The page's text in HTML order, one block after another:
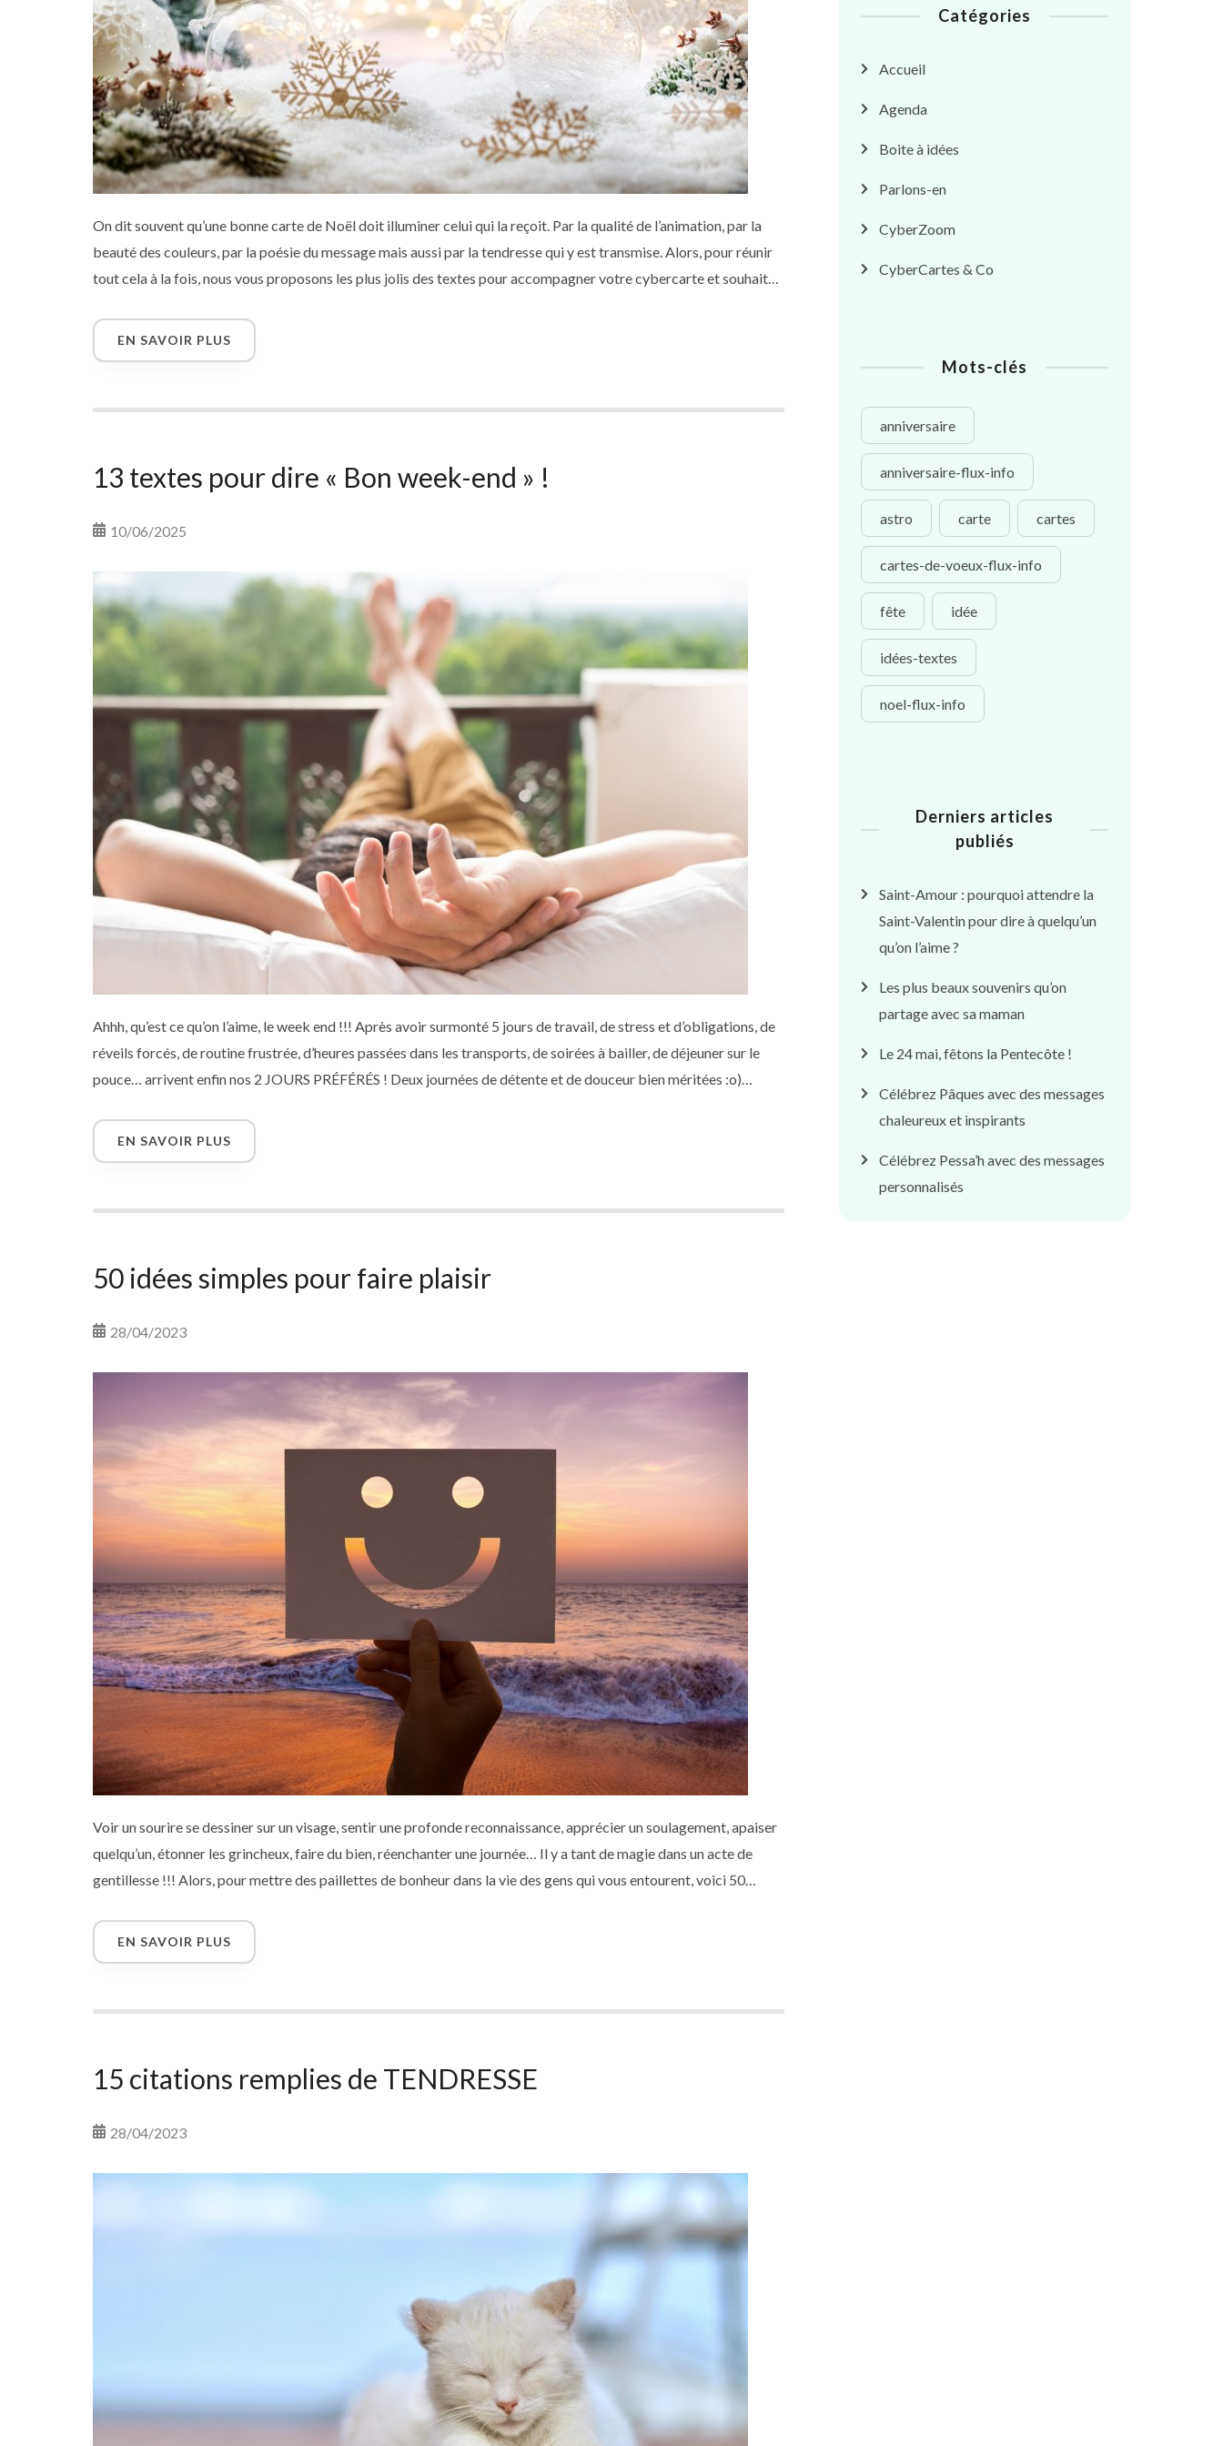
On dit souvent qu’une bonne carte de Noël doit illuminer celui qui la reçoit. Par la qualité de l’animation, par la
beauté des couleurs, par la poésie du message mais aussi par la tendresse qui y est transmise. Alors, pour réunir
tout cela à la fois, nous vous proposons les plus jolis des textes pour accompagner votre cybercarte et souhaiter
EN SAVOIR PLUS
13 textes pour dire « Bon week-end » !
10/06/2025
Ahhh, qu’est ce qu’on l’aime, le week end !!! Après avoir surmonté 5 jours de travail, de stress et d’obligations, de
réveils forcés, de routine frustrée, d’heures passées dans les transports, de soirées à bailler, de déjeuner sur le
pouce… arrivent enfin nos 2 JOURS PRÉFÉRÉS ! Deux journées de détente et de douceur bien méritées :o)
EN SAVOIR PLUS
50 idées simples pour faire plaisir
28/04/2023
Voir un sourire se dessiner sur un visage, sentir une profonde reconnaissance, apprécier un soulagement, apaiser
quelqu’un, étonner les grincheux, faire du bien, réenchanter une journée… Il y a tant de magie dans un acte de
gentillesse !!! Alors, pour mettre des paillettes de bonheur dans la vie des gens qui vous entourent, voici 50
EN SAVOIR PLUS
15 citations remplies de TENDRESSE
28/04/2023
Catégories
Accueil
Agenda
Boite à idées
Parlons-en
CyberZoom
CyberCartes & Co
Mots-clés
anniversaire
anniversaire-flux-info
astro carte cartes
cartes-de-voeux-flux-info
fête idée
idées-textes
noel-flux-info
Derniers articles
publiés
Saint-Amour : pourquoi attendre la
Saint-Valentin pour dire à quelqu’un
qu’on l’aime ?
Les plus beaux souvenirs qu’on
partage avec sa maman
Le 24 mai, fêtons la Pentecôte !
Célébrez Pâques avec des messages
chaleureux et inspirants
Célébrez Pessa’h avec des messages
personnalisés